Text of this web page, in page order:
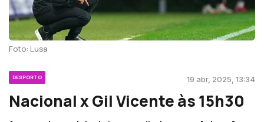
Foto: Lusa
DESPORTO 19 abr, 2025, 13:34
Nacional x Gil Vicente às 15h30